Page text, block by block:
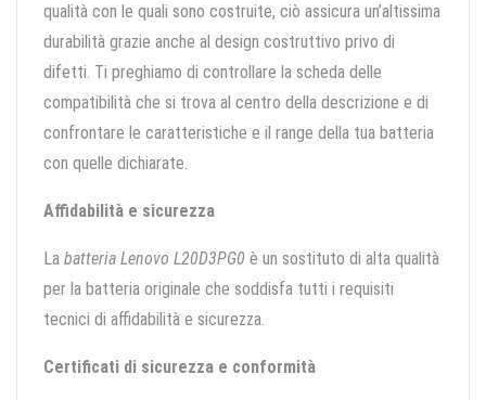
qualità con le quali sono costruite, ciò assicura un’altissima
durabilità grazie anche al design costruttivo privo di
difetti. Ti preghiamo di controllare la scheda delle
compatibilità che si trova al centro della descrizione e di
confrontare le caratteristiche e il range della tua batteria
con quelle dichiarate.
Affidabilità e sicurezza
La batteria Lenovo L20D3PG0 è un sostituto di alta qualità
per la batteria originale che soddisfa tutti i requisiti
tecnici di affidabilità e sicurezza.
Certificati di sicurezza e conformità